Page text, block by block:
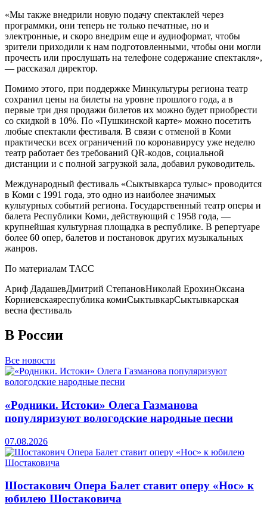
«Мы также внедрили новую подачу спектаклей через
программки, они теперь не только печатные, но и
электронные, и скоро внедрим еще и аудиоформат, чтобы
зрители приходили к нам подготовленными, чтобы они могли
прочесть или прослушать на телефоне содержание спектакля»,
— рассказал директор.
Помимо этого, при поддержке Минкультуры региона театр
сохранил цены на билеты на уровне прошлого года, а в
первые три дня продажи билетов их можно будет приобрести
со скидкой в 10%. По «Пушкинской карте» можно посетить
любые спектакли фестиваля. В связи с отменой в Коми
практически всех ограничений по коронавирусу уже неделю
театр работает без требований QR-кодов, социальной
дистанции и с полной загрузкой зала, добавил руководитель.
Международный фестиваль «Сыктывкарса тулыс» проводится
в Коми с 1991 года, это одно из наиболее значимых
культурных событий региона. Государственный театр оперы и
балета Республики Коми, действующий с 1958 года, —
крупнейшая культурная площадка в республике. В репертуаре
более 60 опер, балетов и постановок других музыкальных
жанров.
По материалам ТАСС
Ариф ДадашевДмитрий СтепановНиколай ЕрохинОксана
Корниевскаяреспублика комиСыктывкарСыктывкарская
весна фестиваль
В России
Все новости
«Родники. Истоки» Олега Газманова
популяризуют вологодские народные песни
07.08.2026
Шостакович Опера Балет ставит оперу «Нос» к
юбилею Шостаковича